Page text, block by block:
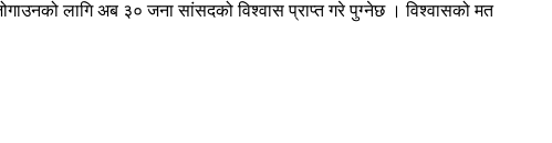
लागि अब ३० जना सांसदको विश्वास प्राप्त गरे पुग्नेछ । विश्वासको मत